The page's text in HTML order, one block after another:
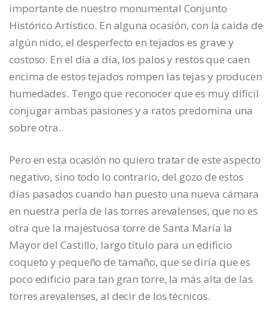
importante de nuestro monumental Conjunto
Histórico Artístico. En alguna ocasión, con la caída de
algún nido, el desperfecto en tejados es grave y
costoso. En el día a día, los palos y restos que caen
encima de estos tejados rompen las tejas y producen
humedades. Tengo que reconocer que es muy difícil
conjugar ambas pasiones y a ratos predomina una
sobre otra..
Pero en esta ocasión no quiero tratar de este aspecto
negativo, sino todo lo contrario, del gozo de estos
días pasados cuando han puesto una nueva cámara
en nuestra perla de las torres arevalenses, que no es
otra que la majestuosa torre de Santa María la
Mayor del Castillo, largo título para un edificio
coqueto y pequeño de tamaño, que se diría que es
poco edificio para tan gran torre, la más alta de las
torres arevalenses, al decir de los técnicos.